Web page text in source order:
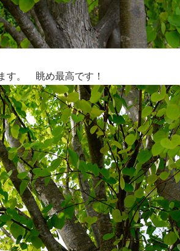
す。 眺め最高です！